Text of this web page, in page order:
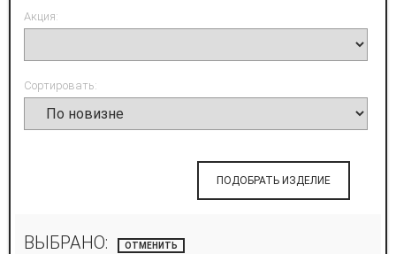
Акция:
Сортировать:
ПОДОБРАТЬ ИЗДЕЛИЕ
ВЫБРАНО: ОТМЕНИТЬ